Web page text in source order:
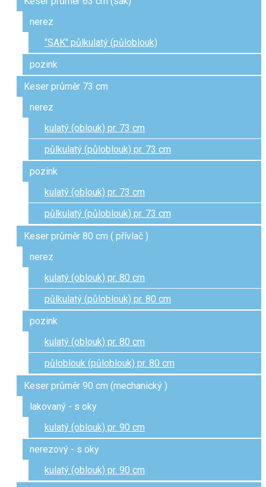
nerez
"SAK" půlkulatý (půloblouk)
pozink
Keser průměr 73 cm
nerez
kulatý (oblouk) pr. 73 cm
půlkulatý (půloblouk) pr. 73 cm
pozink
kulatý (oblouk) pr. 73 cm
půlkulatý (půloblouk) pr. 73 cm
Keser průměr 80 cm ( přívlač )
nerez
kulatý (oblouk) pr. 80 cm
půlkulatý (půloblouk) pr. 80 cm
pozink
kulatý (oblouk) pr. 80 cm
půloblouk (půloblouk) pr. 80 cm
Keser průměr 90 cm (mechanický )
lakovaný - s oky
kulatý (oblouk) pr. 90 cm
nerezový - s oky
kulatý (oblouk) pr. 90 cm